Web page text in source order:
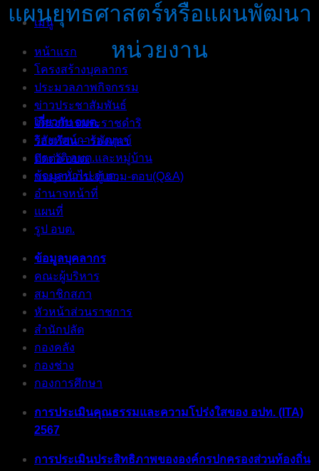
เมนู
หน้าแรก
โครงสร้างบุคลากร
ประมวลภาพกิจกรรม
ข่าวประชาสัมพันธ์
โครงการพระราชดำริ
ร้องเรียน – ร้องทุกข์
ติดต่อ อบต.
กระดานกระทู้ ถาม-ตอบ(Q&A)
แผนยุทธศาสตร์หรือแผนพัฒนา
หน่วยงาน
เกี่ยวกับ อบต.
วิสัยทัศน์การพัฒนา
ประวัติ อบต.และหมู่บ้าน
ข้อมูลทั่วไป อบต.
อำนาจหน้าที่
แผนที่
รูป อบต.
ข้อมูลบุคลากร
คณะผู้บริหาร
สมาชิกสภา
หัวหน้าส่วนราชการ
สำนักปลัด
กองคลัง
กองช่าง
กองการศึกษา
การประเมินคุณธรรมและความโปร่งใสของ อปท. (ITA)
2567
การประเมินประสิทธิภาพขององค์กรปกครองส่วนท้องถิ่น